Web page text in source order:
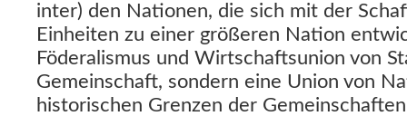
inter) den Nationen, die sich mit der
Einheiten zu einer größeren Nation
Föderalismus und Wirtschaftsunion von
Gemeinschaft, sondern eine Union von
historischen Grenzen der